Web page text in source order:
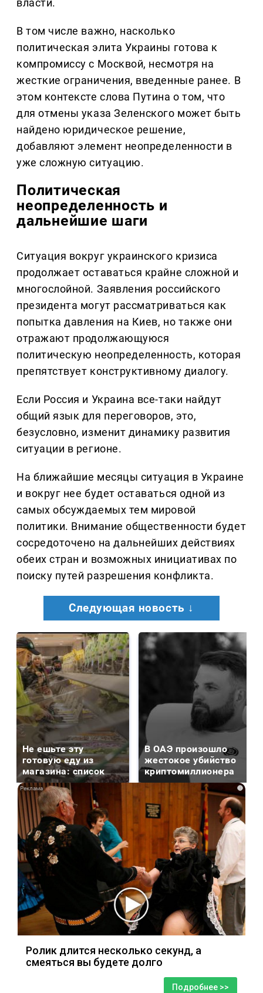
В том числе важно, насколько
политическая элита Украины готова к
компромиссу с Москвой, несмотря на
жесткие ограничения, введенные ранее. В
этом контексте слова Путина о том, что
для отмены указа Зеленского может быть
найдено юридическое решение,
добавляют элемент неопределенности в
уже сложную ситуацию.
Политическая
неопределенность и
дальнейшие шаги
Ситуация вокруг украинского кризиса
продолжает оставаться крайне сложной и
многослойной. Заявления российского
президента могут рассматриваться как
попытка давления на Киев, но также они
отражают продолжающуюся
политическую неопределенность, которая
препятствует конструктивному диалогу.
Если Россия и Украина все-таки найдут
общий язык для переговоров, это,
безусловно, изменит динамику развития
ситуации в регионе.
На ближайшие месяцы ситуация в Украине
и вокруг нее будет оставаться одной из
самых обсуждаемых тем мировой
политики. Внимание общественности будет
сосредоточено на дальнейших действиях
обеих стран и возможных инициативах по
поиску путей разрешения конфликта.
Следующая новость ↓
Не ешьте эту
готовую еду из
магазина: список
В ОАЭ произошло
жестокое убийство
криптомиллионера
i
Ролик длится несколько секунд, а
смеяться вы будете долго
Подробнее >>